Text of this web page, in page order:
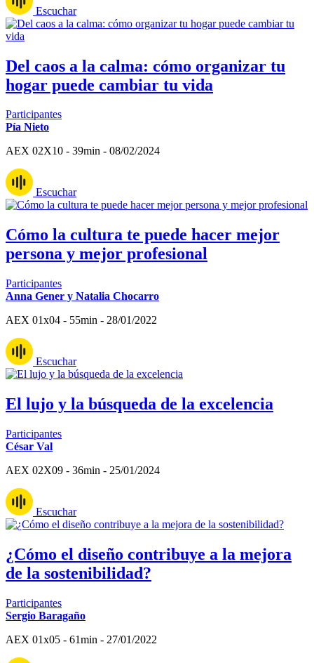
Escuchar
Del caos a la calma: cómo organizar tu
hogar puede cambiar tu vida
Participantes
Pía Nieto
AEX 02X10 - 39min - 08/02/2024
Escuchar
Cómo la cultura te puede hacer mejor
persona y mejor profesional
Participantes
Anna Gener y Natalia Chocarro
AEX 01x04 - 55min - 28/01/2022
Escuchar
El lujo y la búsqueda de la excelencia
Participantes
César Val
AEX 02X09 - 36min - 25/01/2024
Escuchar
¿Cómo el diseño contribuye a la mejora
de la sostenibilidad?
Participantes
Sergio Baragaño
AEX 01x05 - 61min - 27/01/2022